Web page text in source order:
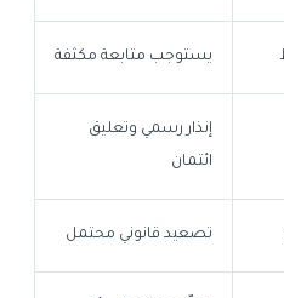
يستوجب متابعة مكثفة
إنذار رسمي وتعليق
ائتمان
تصعيد قانوني محتمل